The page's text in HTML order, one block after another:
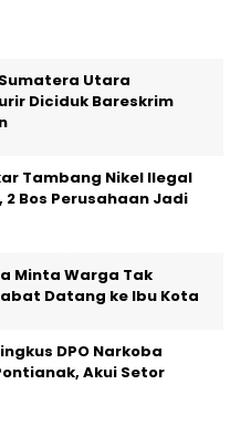
Utara
Diciduk Bareskrim
Tambang Nikel Ilegal
2 Bos Perusahaan Jadi
Minta Warga Tak
Datang ke Ibu Kota
DPO Narkoba
Akui Setor